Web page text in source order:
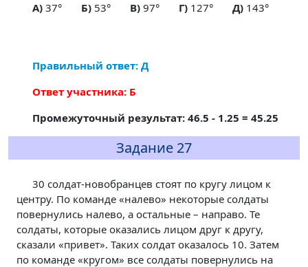
A)37° Б)53° В)97° Г)127° Д)143°
Правильный ответ: Д
Ответ участника: Б
Промежуточный результат: 46.5 - 1.25 = 45.25
Задание 27
30 солдат-новобранцев стоят по кругу лицом к
центру. По команде «налево» некоторые солдаты
повернулись налево, а остальные – направо. Те
солдаты, которые оказались лицом друг к другу,
сказали «привет». Таких солдат оказалось 10. Затем
по команде «кругом» все солдаты повернулись на